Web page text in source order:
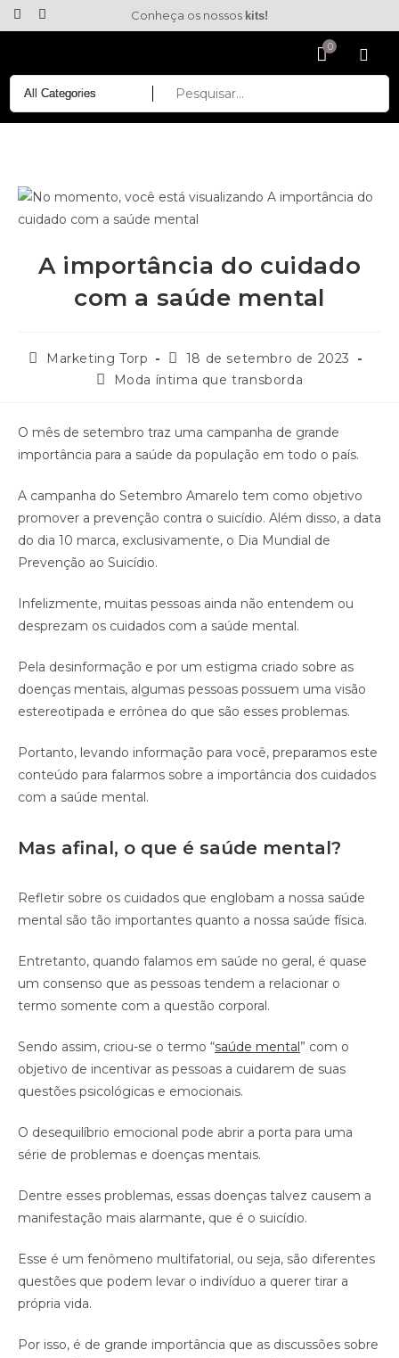
Conheça os nossos kits!
A importância do cuidado
com a saúde mental
Marketing Torp
18 de setembro de 2023
Moda íntima que transborda
O mês de setembro traz uma campanha de grande
importância para a saúde da população em todo o país.
A campanha do Setembro Amarelo tem como objetivo
promover a prevenção contra o suicídio. Além disso, a data
do dia 10 marca, exclusivamente, o Dia Mundial de
Prevenção ao Suicídio.
Infelizmente, muitas pessoas ainda não entendem ou
desprezam os cuidados com a saúde mental.
Pela desinformação e por um estigma criado sobre as
doenças mentais, algumas pessoas possuem uma visão
estereotipada e errônea do que são esses problemas.
Portanto, levando informação para você, preparamos este
conteúdo para falarmos sobre a importância dos cuidados
com a saúde mental.
Mas afinal, o que é saúde mental?
Refletir sobre os cuidados que englobam a nossa saúde
mental são tão importantes quanto a nossa saúde física.
Entretanto, quando falamos em saúde no geral, é quase
um consenso que as pessoas tendem a relacionar o
termo somente com a questão corporal.
Sendo assim, criou-se o termo “saúde mental” com o
objetivo de incentivar as pessoas a cuidarem de suas
questões psicológicas e emocionais.
O desequilíbrio emocional pode abrir a porta para uma
série de problemas e doenças mentais.
Dentre esses problemas, essas doenças talvez causem a
manifestação mais alarmante, que é o suicídio.
Esse é um fenômeno multifatorial, ou seja, são diferentes
questões que podem levar o indivíduo a querer tirar a
própria vida.
Por isso, é de grande importância que as discussões sobre